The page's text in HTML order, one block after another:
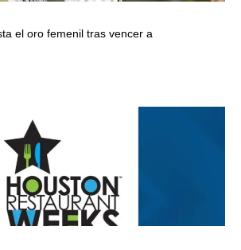
el oro femenil tras vencer a